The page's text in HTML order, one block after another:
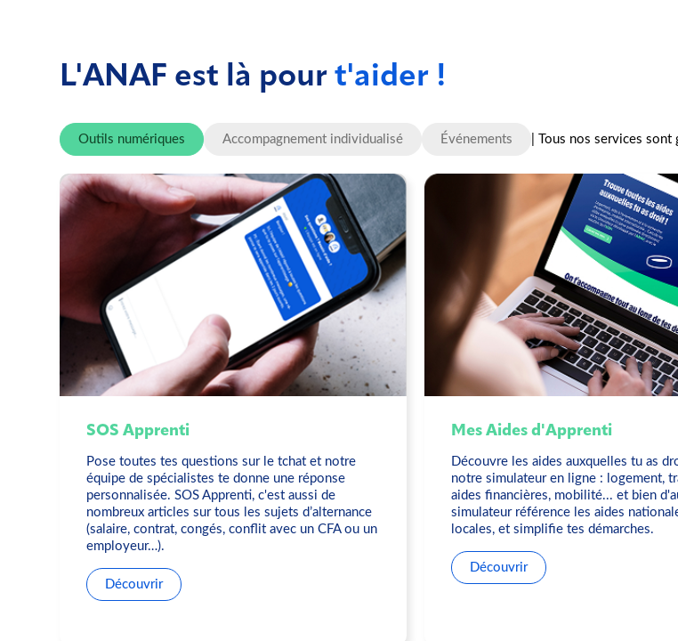
L'ANAF est là pourt'aider !
Outils numériques Accompagnement individualisé Événements Tous nos services
SOS Apprenti
Pose toutes tes questions sur le tchat et notre
équipe de spécialistes te donne une réponse
personnalisée. SOS Apprenti, c'est aussi de
nombreux articles sur tous les sujets d’alternance
(salaire, contrat, congés, conflit avec un CFA ou un
employeur…).
Découvrir
Mes Aides d'Apprenti
Découvre les aides auxquelles tu as
notre simulateur en ligne : logement,
aides financières, mobilité... et bien
simulateur référence les aides
locales, et simplifie tes démarches.
Découvrir